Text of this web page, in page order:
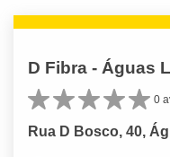
D Fibra - Águas
0
Rua D Bosco, 40,